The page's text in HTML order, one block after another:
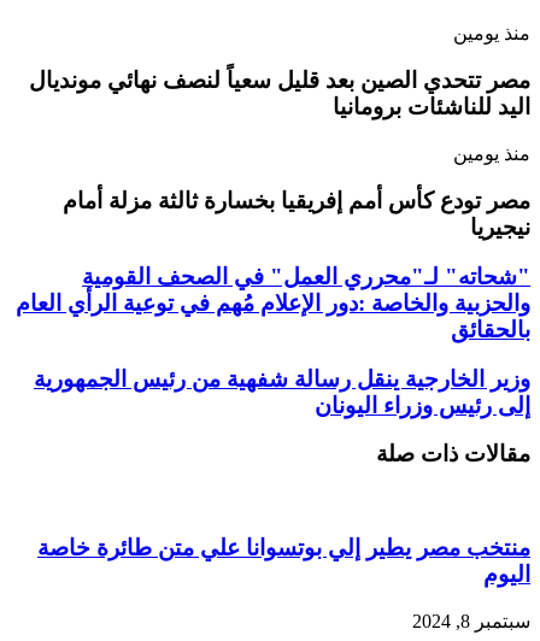
منذ يومين
مصر تتحدي الصين بعد قليل سعياً لنصف نهائي مونديال
اليد للناشئات برومانيا
منذ يومين
مصر تودع كأس أمم إفريقيا بخسارة ثالثة مزلة أمام
نيجيريا
"شحاته" لـ"محرري العمل" في الصحف القومية
والحزبية والخاصة :دور الإعلام مُهم في توعية الرأي العام
بالحقائق
وزير الخارجية ينقل رسالة شفهية من رئيس الجمهورية
إلى رئيس وزراء اليونان
مقالات ذات صلة
منتخب مصر يطير إلي بوتسوانا علي متن طائرة خاصة
اليوم
سبتمبر 8, 2024